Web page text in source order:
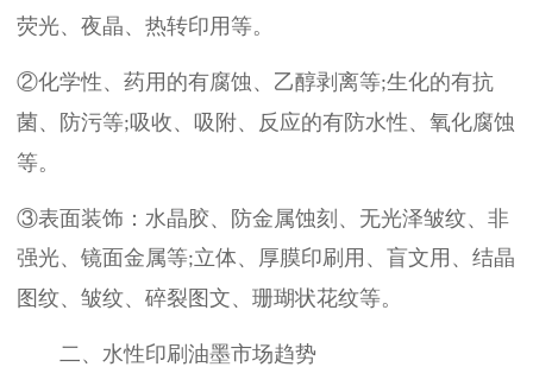
荧光、夜晶、热转印用等。
②化学性、药用的有腐蚀、乙醇剥离等;生化的有抗
菌、防污等;吸收、吸附、反应的有防水性、氧化腐蚀
等。
③表面装饰：水晶胶、防金属蚀刻、无光泽皱纹、非
强光、镜面金属等;立体、厚膜印刷用、盲文用、结晶
图纹、皱纹、碎裂图文、珊瑚状花纹等。
二、水性印刷油墨市场趋势